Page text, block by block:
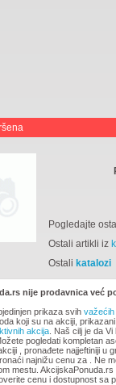
Pogledajte
Ostali artikli iz
Ostali katalozi
nije prodavnica već
prikaza svih važećih
koji su na akciji,
akcija. Naš cilj je da Vi
pogledati kompletan
, pronađete najjeftiniji u
najnižu cenu za . Ne
mestu.
cenu i dostupnost sa